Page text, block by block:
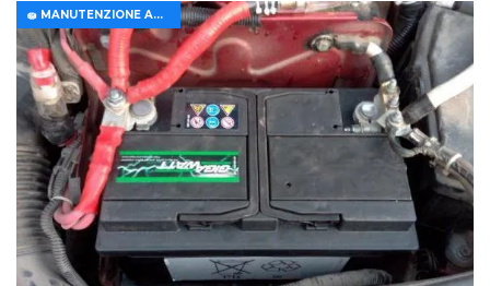
🧽 MANUTENZIONE AUTO